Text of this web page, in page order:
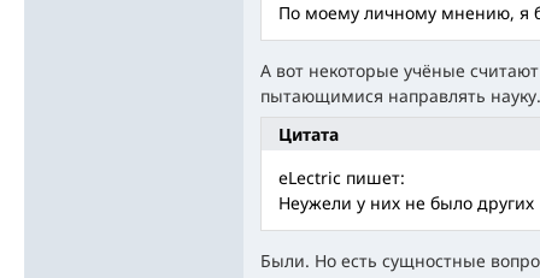
По моему личному мнению, я
А вот некоторые учёные
пытающимися направлять
Цитата
eLectric пишет:
Неужели у них не было
Были. Но есть сущностные